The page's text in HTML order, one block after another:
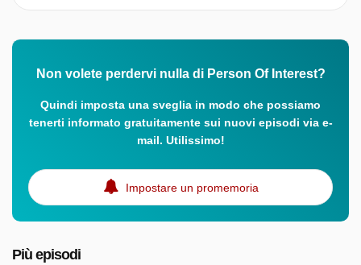
Non volete perdervi nulla di Person Of Interest?
Quindi imposta una sveglia in modo che possiamo
tenerti informato gratuitamente sui nuovi episodi via e-
mail. Utilissimo!
Impostare un promemoria
Più episodi